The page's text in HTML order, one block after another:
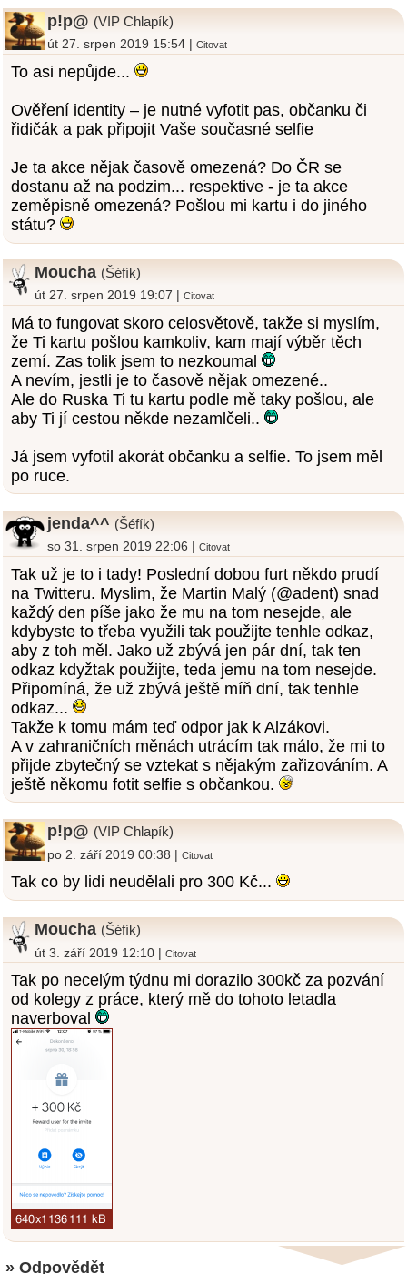
p!p@ (VIP Chlapík)
út 27. srpen 2019 15:54 |Citovat
To asi nepůjde...
Ověření identity – je nutné vyfotit pas, občanku či
řidičák a pak připojit Vaše současné selfie
Je ta akce nějak časově omezená? Do ČR se
dostanu až na podzim... respektive - je ta akce
zeměpisně omezená? Pošlou mi kartu i do jiného
státu?
Moucha (Šéfík)
út 27. srpen 2019 19:07 | Citovat
Má to fungovat skoro celosvětově, takže si myslím,
že Ti kartu pošlou kamkoliv, kam mají výběr těch
zemí. Zas tolik jsem to nezkoumal
A nevím, jestli je to časově nějak omezené..
Ale do Ruska Ti tu kartu podle mě taky pošlou, ale
aby Ti jí cestou někde nezamlčeli..
Já jsem vyfotil akorát občanku a selfie. To jsem měl
po ruce.
jenda^^ (Šéfík)
so 31. srpen 2019 22:06 |Citovat
Tak už je to i tady! Poslední dobou furt někdo prudí
na Twitteru. Myslim, že Martin Malý (@adent) snad
každý den píše jako že mu na tom nesejde, ale
kdybyste to třeba využili tak použijte tenhle odkaz,
aby z toh měl. Jako už zbývá jen pár dní, tak ten
odkaz kdyžtak použijte, teda jemu na tom nesejde.
Připomíná, že už zbývá ještě míň dní, tak tenhle
odkaz...
Takže k tomu mám teď odpor jak k Alzákovi.
A v zahraničních měnách utrácím tak málo, že mi to
přijde zbytečný se vztekat s nějakým zařizováním. A
ještě někomu fotit selfie s občankou.
p!p@ (VIP Chlapík)
po 2. září 2019 00:38 |Citovat
Tak co by lidi neudělali pro 300 Kč...
Moucha (Šéfík)
út 3. září 2019 12:10 | Citovat
Tak po necelým týdnu mi dorazilo 300kč za pozvání
od kolegy z práce, který mě do tohoto letadla
naverboval
» Odpovědět